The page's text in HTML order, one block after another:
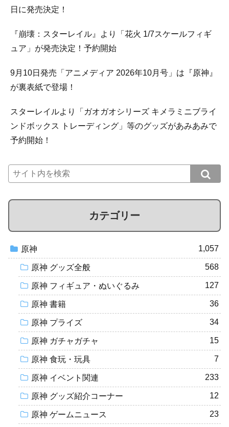
日に発売決定！
『崩壊：スターレイル』より「花火 1/7スケールフィギ
ュア」が発売決定！予約開始
9月10日発売「アニメディア 2026年10月号」は『原神』
が裏表紙で登場！
スターレイルより「ガオガオシリーズ キメラミニブライ
ンドボックス トレーディング」等のグッズがあみあみで
予約開始！
カテゴリー
原神 1,057
原神 グッズ全般 568
原神 フィギュア・ぬいぐるみ 127
原神 書籍 36
原神 プライズ 34
原神 ガチャガチャ 15
原神 食玩・玩具 7
原神 イベント関連 233
原神 グッズ紹介コーナー 12
原神 ゲームニュース 23